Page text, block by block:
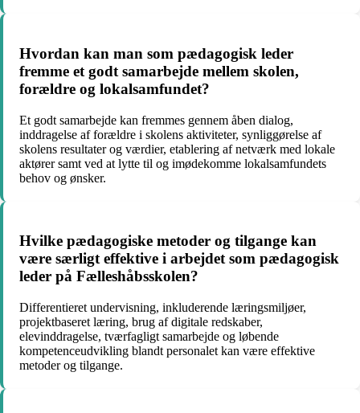
Hvordan kan man som pædagogisk leder
fremme et godt samarbejde mellem skolen,
forældre og lokalsamfundet?
Et godt samarbejde kan fremmes gennem åben dialog,
inddragelse af forældre i skolens aktiviteter, synliggørelse af
skolens resultater og værdier, etablering af netværk med lokale
aktører samt ved at lytte til og imødekomme lokalsamfundets
behov og ønsker.
Hvilke pædagogiske metoder og tilgange kan
være særligt effektive i arbejdet som pædagogisk
leder på Fælleshåbsskolen?
Differentieret undervisning, inkluderende læringsmiljøer,
projektbaseret læring, brug af digitale redskaber,
elevinddragelse, tværfagligt samarbejde og løbende
kompetenceudvikling blandt personalet kan være effektive
metoder og tilgange.